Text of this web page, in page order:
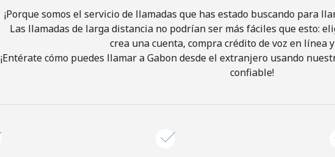
¡Hola!
¡Porque somos el servicio de llamadas que has estado buscando para
Las llamadas de larga distancia no podrían ser más fáciles que esto:
crea una cuenta, compra crédito de voz en línea
¡Entérate cómo puedes llamar a Gabon desde el extranjero usando
confiable!